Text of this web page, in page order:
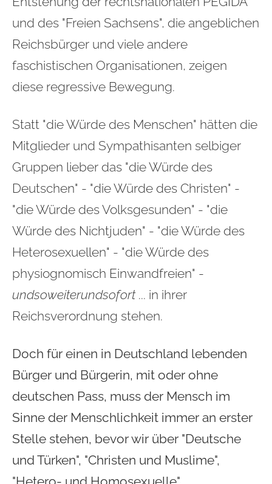
und des "Freien Sachsens", die angeblichen
Reichsbürger und viele andere
faschistischen Organisationen, zeigen
diese regressive Bewegung.
Statt "die Würde des Menschen" hätten die
Mitglieder und Sympathisanten selbiger
Gruppen lieber das "die Würde des
Deutschen" - "die Würde des Christen" -
"die Würde des Volksgesunden" - "die
Würde des Nichtjuden" - "die Würde des
Heterosexuellen" - "die Würde des
physiognomisch Einwandfreien" -
undsoweiterundsofort ... in ihrer
Reichsverordnung stehen.
Doch für einen in Deutschland lebenden
Bürger und Bürgerin, mit oder ohne
deutschen Pass, muss der Mensch im
Sinne der Menschlichkeit immer an erster
Stelle stehen, bevor wir über "Deutsche
und Türken", "Christen und Muslime",